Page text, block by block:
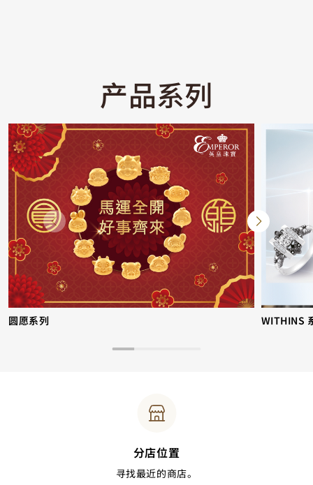
产品系列
圆愿系列 WITHINS
分店位置
寻找最近的商店。